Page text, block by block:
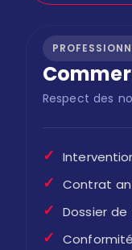
Respect des
✓
✓ Contrat
✓ Dossier
✓